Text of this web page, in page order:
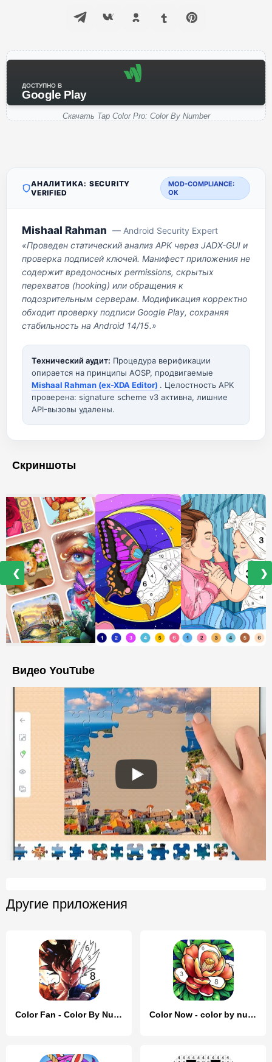
ДОСТУПНО В
Google Play
Скачать Tap Color Pro: Color By Number
АНАЛИТИКА: SECURITY
VERIFIED
MOD-COMPLIANCE:
OK
Mishaal Rahman — Android Security Expert
«Проведен статический анализ APK через JADX-GUI и
проверка подписей ключей. Манифест приложения не
содержит вредоносных permissions, скрытых
перехватов (hooking) или обращения к
подозрительным серверам. Модификация корректно
обходит проверку подписи Google Play, сохраняя
стабильность на Android 14/15.»
Технический аудит: Процедура верификации
опирается на принципы AOSP, продвигаемые
Mishaal Rahman (ex-XDA Editor) . Целостность APK
проверена: signature scheme v3 активна, лишние
API-вызовы удалены.
Скриншоты
❮ ❯
Видео YouTube
Другие приложения
Color Fan - Color By Number Color Now - color by number